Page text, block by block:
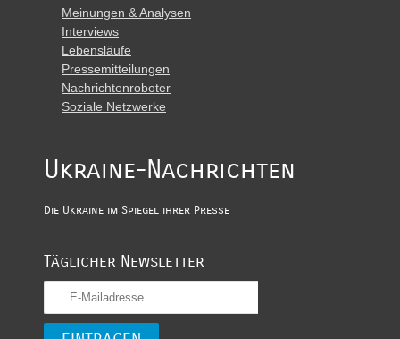
Meinungen & Analysen
Interviews
Lebensläufe
Pressemitteilungen
Nachrichtenroboter
Soziale Netzwerke
Ukraine-Nachrichten
Die Ukraine im Spiegel ihrer Presse
Täglicher Newsletter